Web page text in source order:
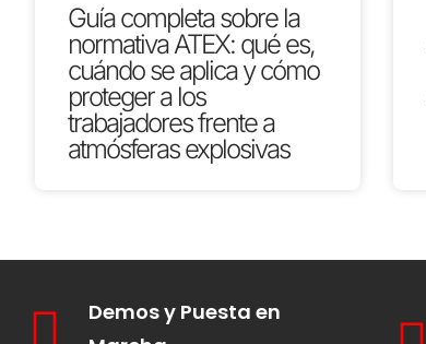
Guía completa sobre la
normativa ATEX: qué es,
cuándo se aplica y cómo
proteger a los
trabajadores frente a
atmósferas explosivas
Demos y Puesta en